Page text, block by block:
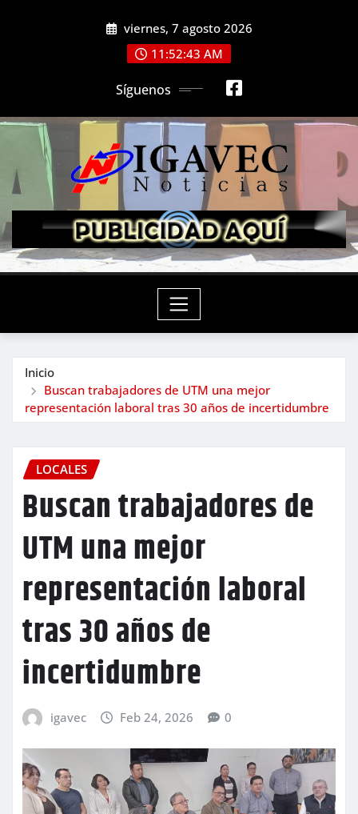
viernes, 7 agosto 2026
11:52:45 AM
Síguenos
Inicio
Buscan trabajadores de UTM una mejor
representación laboral tras 30 años de incertidumbre
LOCALES
Buscan trabajadores de
UTM una mejor
representación laboral
tras 30 años de
incertidumbre
igavec Feb 24, 2026 0